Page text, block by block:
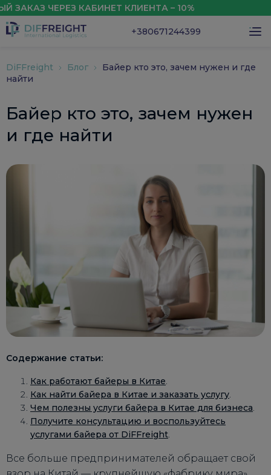
ЧЕРЕЗ КАБИНЕТ КЛИЕНТА – 10%
+380671244399
DiFFreight Блог
Байер кто это, зачем нужен и где
найти
Байер кто это, зачем нужен
и где найти
Содержание статьи:
Как работают байеры в Китае.
Как найти байера в Китае и заказать услугу.
Чем полезны услуги байера в Китае для бизнеса.
Получите консультацию и воспользуйтесь
услугами байера от DiFFreight.
Все больше предпринимателей обращает свой